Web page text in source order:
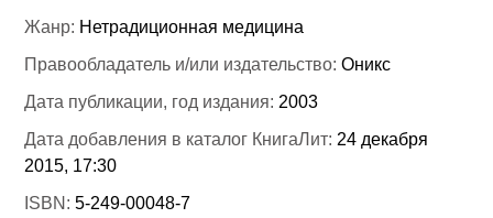
Жанр: Нетрадиционная медицина
Правообладатель и/или издательство:Оникс
Дата публикации, год издания: 2003
Дата добавления в каталог КнигаЛит: 24 декабря
2015, 17:30
ISBN:5-249-00048-7